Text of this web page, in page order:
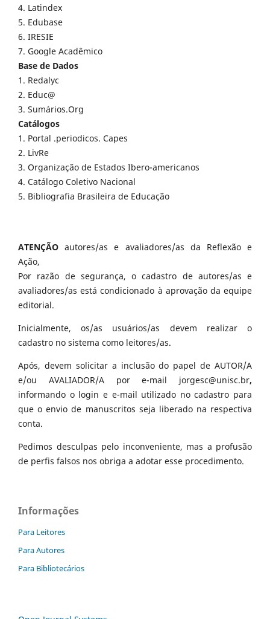
4. Latindex
5. Edubase
6. IRESIE
7. Google Acadêmico
Base de Dados
1. Redalyc
2. Educ@
3. Sumários.Org
Catálogos
1. Portal .periodicos. Capes
2. LivRe
3. Organização de Estados Ibero-americanos
4. Catálogo Coletivo Nacional
5. Bibliografia Brasileira de Educação
ATENÇÃO autores/as e avaliadores/as da Reflexão e
Ação,
Por razão de segurança, o cadastro de autores/as e
avaliadores/as está condicionado à aprovação da equipe
editorial.
Inicialmente, os/as usuários/as devem realizar o
cadastro no sistema como leitores/as.
Após, devem solicitar a inclusão do papel de AUTOR/A
e/ou AVALIADOR/A por e-mail jorgesc@unisc.br,
informando o login e e-mail utilizado no cadastro para
que o envio de manuscritos seja liberado na respectiva
conta.
Pedimos desculpas pelo inconveniente, mas a profusão
de perfis falsos nos obriga a adotar esse procedimento.
Informações
Para Leitores
Para Autores
Para Bibliotecários